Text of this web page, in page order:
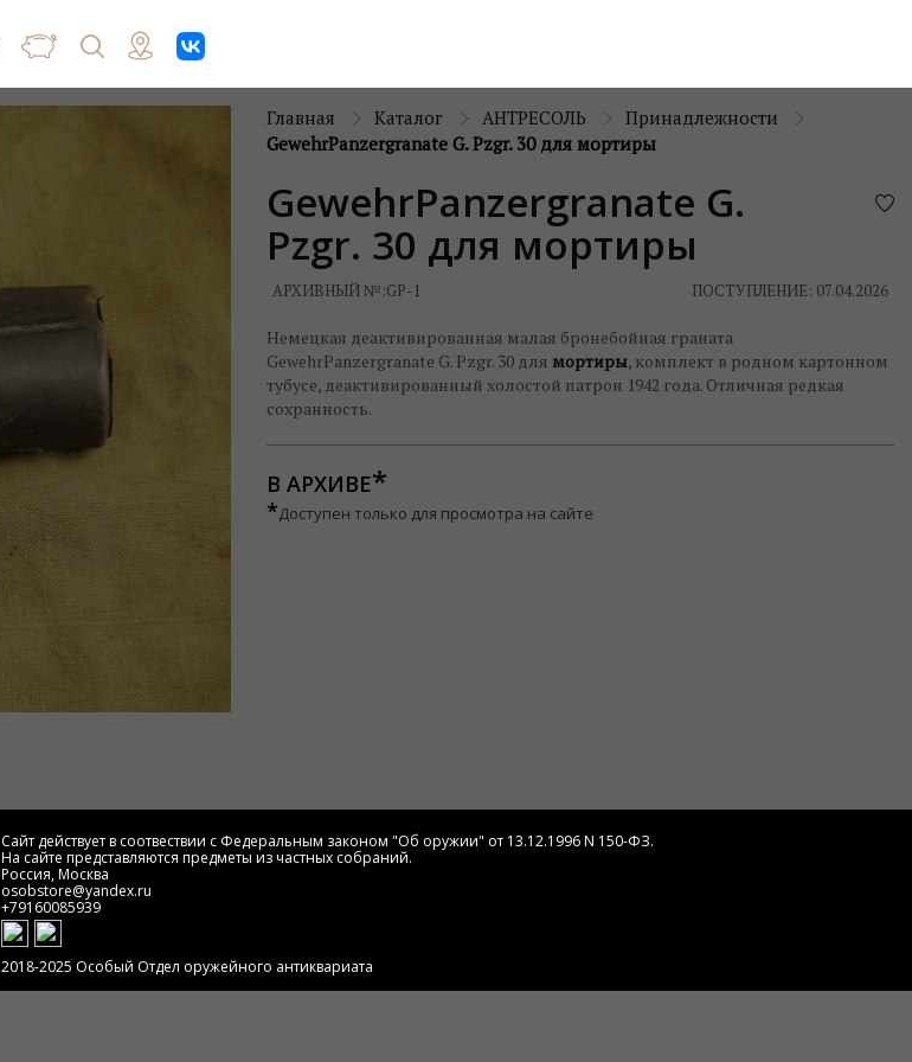
Главная Каталог АНТРЕСОЛЬ
Принадлежности
GewehrPanzergranate G. Pzgr. 30 для мортиры
GewehrPanzergranate G.
Pzgr. 30 для мортиры
АРХИВНЫЙ №:GP-1 ПОСТУПЛЕНИЕ: 07.04.2026
Немецкая деактивированная малая бронебойная граната
GewehrPanzergranate G. Pzgr. 30 для мортиры, комплект в родном картонном
тубусе, деактивированный холостой патрон 1942 года. Отличная редкая
сохранность.
В АРХИВЕ
*Доступен только для просмотра на сайте
Сайт действует в соотвествии с Федеральным законом "Об оружии" от 13.12.1996 N 150-ФЗ.
На сайте представляются предметы из частных собраний.
Россия, Москва
osobstore@yandex.ru
+79160085939
2018-2025 Особый Отдел оружейного антиквариата